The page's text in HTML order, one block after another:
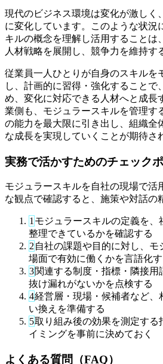
現代のビジネス環境は変化が激しく
に変化しています。このような状況
キルの概念を理解し活用することは
人材戦略を展開し、競争力を維持す
従業員一人ひとりが自身のスキルを
し、計画的に習得・強化することで
め、変化に対応できる人材へと成長
業側も、モジュラースキルを管理す
の能力を最大限に引き出し、組織全
な成長を実現していくことが期待さ
実務で活かすためのチェック
モジュラースキルを自社の現場で活
な観点で確認すると、施策や対話の
1モジュラースキルの定義を、
整理できているかを確認する
2自社の課題や目的に対し、
場面で有効に働くかを言語化す
3関連する制度・指標・隣接用
抜け漏れがないかを点検する
4経営層・現場・候補者など、
い換えを準備する
5取り組み後の効果を測定する
イミングを事前に決めておく
よくある質問（FAQ）